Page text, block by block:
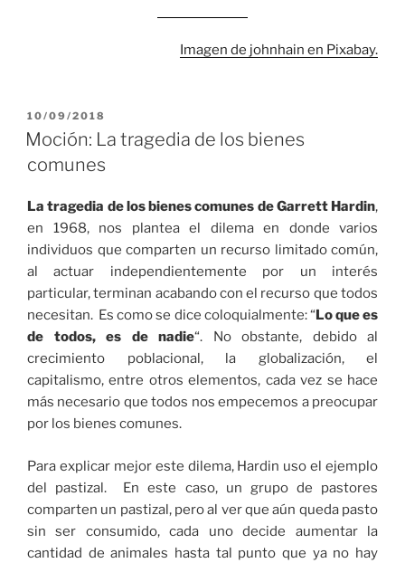
Imagen de johnhain en Pixabay.
PUBLICADO
EL
10/09/2018
Moción: La tragedia de los bienes
comunes
La tragedia de los bienes comunes de Garrett Hardin,
en 1968, nos plantea el dilema en donde varios
individuos que comparten un recurso limitado común,
al actuar independientemente por un interés
particular, terminan acabando con el recurso que todos
necesitan. Es como se dice coloquialmente: “Lo que es
de todos, es de nadie“. No obstante, debido al
crecimiento poblacional, la globalización, el
capitalismo, entre otros elementos, cada vez se hace
más necesario que todos nos empecemos a preocupar
por los bienes comunes.
Para explicar mejor este dilema, Hardin uso el ejemplo
del pastizal. En este caso, un grupo de pastores
comparten un pastizal, pero al ver que aún queda pasto
sin ser consumido, cada uno decide aumentar la
cantidad de animales hasta tal punto que ya no hay